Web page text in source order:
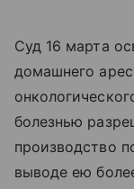
Суд 16 марта
домашнего
болезнью
производство
выводе ею